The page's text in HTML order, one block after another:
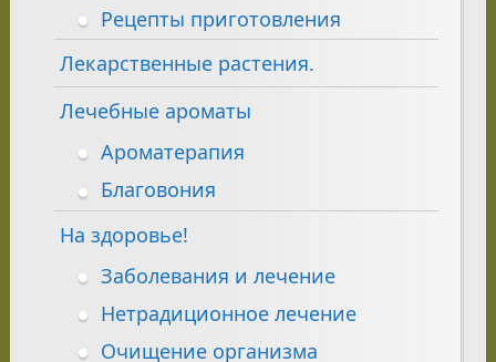
Рецепты приготовления
Лекарственные растения.
Лечебные ароматы
Ароматерапия
Благовония
На здоровье!
Заболевания и лечение
Нетрадиционное лечение
Очищение организма